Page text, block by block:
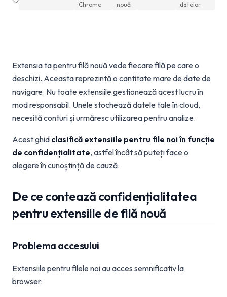
Chrome
nouă
datelor
Extensia ta pentru filă nouă vede fiecare filă pe care o
deschizi. Aceasta reprezintă o cantitate mare de date de
navigare. Nu toate extensiile gestionează acest lucru în
mod responsabil. Unele stochează datele tale în cloud,
necesită conturi și urmăresc utilizarea pentru analize.
Acest ghid clasifică extensiile pentru file noi în funcție
de confidențialitate, astfel încât să puteți face o
alegere în cunoștință de cauză.
De ce contează confidențialitatea
pentru extensiile de filă nouă
Problema accesului
Extensiile pentru filele noi au acces semnificativ la
browser: